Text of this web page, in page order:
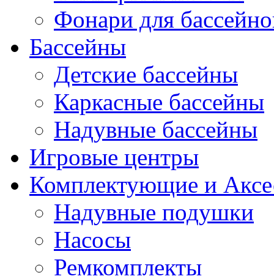
Фонари для
Бассейны
Детские бассейны
Каркасные бассейны
Надувные бассейны
Игровые центры
Комплектующие и
Надувные подушки
Насосы
Ремкомплекты